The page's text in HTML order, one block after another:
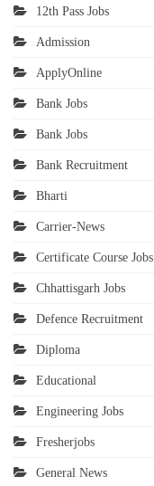
12th Pass Jobs
Admission
ApplyOnline
Bank Jobs
Bank Jobs
Bank Recruitment
Bharti
Carrier-News
Certificate Course Jobs
Chhattisgarh Jobs
Defence Recruitment
Diploma
Educational
Engineering Jobs
Fresherjobs
General News